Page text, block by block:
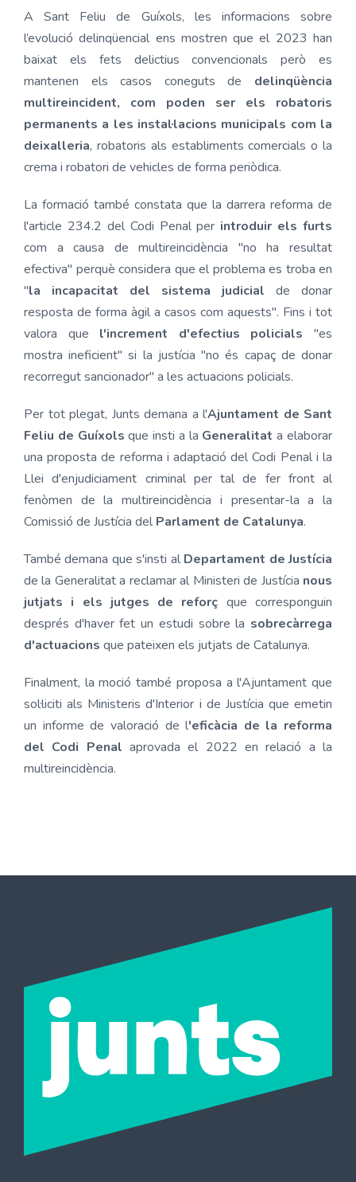
A Sant Feliu de Guíxols, les informacions sobre
l’evolució delinqüencial ens mostren que el 2023 han
baixat els fets delictius convencionals però es
mantenen els casos coneguts de delinqüència
multireincident, com poden ser els robatoris
permanents a les instal·lacions municipals com la
deixalleria, robatoris als establiments comercials o la
crema i robatori de vehicles de forma periòdica.
La formació també constata que la darrera reforma de
l'article 234.2 del Codi Penal per introduir els furts
com a causa de multireincidència "no ha resultat
efectiva" perquè considera que el problema es troba en
"la incapacitat del sistema judicial de donar
resposta de forma àgil a casos com aquests". Fins i tot
valora que l'increment d'efectius policials "es
mostra ineficient" si la justícia "no és capaç de donar
recorregut sancionador" a les actuacions policials.
Per tot plegat, Junts demana a l'Ajuntament de Sant
Feliu de Guíxols que insti a la Generalitata elaborar
una proposta de reforma i adaptació del Codi Penal i la
Llei d'enjudiciament criminal per tal de fer front al
fenòmen de la multireincidència i presentar-la a la
Comissió de Justícia del Parlament de Catalunya.
També demana que s'insti al Departament de Justícia
de la Generalitat a reclamar al Ministeri de Justícia nous
jutjats i els jutges de reforç que corresponguin
després d'haver fet un estudi sobre la sobrecàrrega
d'actuacions que pateixen els jutjats de Catalunya.
Finalment, la moció també proposa a l'Ajuntament que
sol·liciti als Ministeris d'Interior i de Justícia que emetin
un informe de valoració de l'eficàcia de la reforma
del Codi Penal aprovada el 2022 en relació a la
multireincidència.